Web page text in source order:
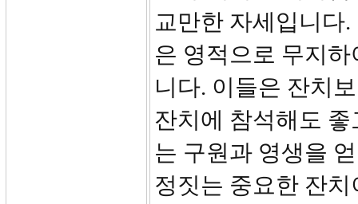
교만한 자세입니다
은 영적으로 무지
니다. 이들은 잔치
잔치에 참석해도
는 구원과 영생을
정짓는 중요한 잔